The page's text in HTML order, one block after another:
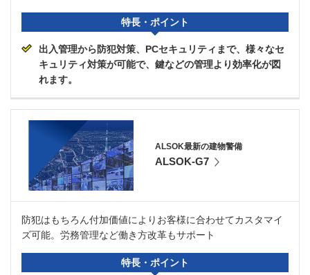
特長・ポイント
出入管理から防犯対策、PCセキュリティまで、様々なセ
キュリティ対策が可能で、鍵などの管理より効率化が図
れます。
ALSOK最新の建物警備
ALSOK-G7
防犯はもちろん付加価値によりお客様に合わせてカスタマイ
ズ可能。労務管理など働き方改革もサポート
特長・ポイント